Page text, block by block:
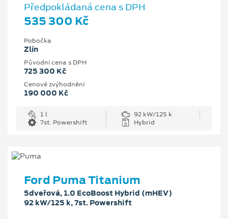
Předpokládaná cena s DPH
535 300 Kč
Pobočka
Zlín
Původní cena s DPH
725 300 Kč
Cenové zvýhodnění
190 000 Kč
1 l
92 kW/125 k
7st. Powershift
Hybrid
Ford Puma Titanium
5dveřová, 1.0 EcoBoost Hybrid (mHEV)
92 kW/125 k, 7st. Powershift